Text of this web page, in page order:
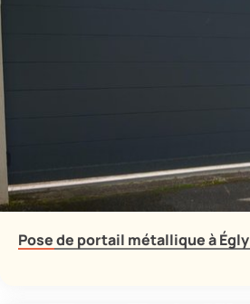
Pose de portail métallique à Égly